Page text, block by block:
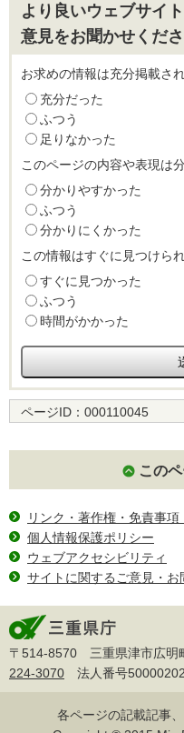
より良いウェブサイ
意見をお聞かせくだ
お求めの情報は充分掲載さ
充分だった
ふつう
足りなかった
このページの内容や表現は
分かりやすかった
ふつう
分かりにくかった
この情報はすぐに見つけら
すぐに見つかった
ふつう
時間がかかった
ページID： 000110045
この
リンク・著作権・免責事項
個人情報保護ポリシー
ウェブアクセシビリティ
サイトに関するご意見・お
〒514-8570 三重県津市広明
224-3070 法人番号
各ページの記載記事